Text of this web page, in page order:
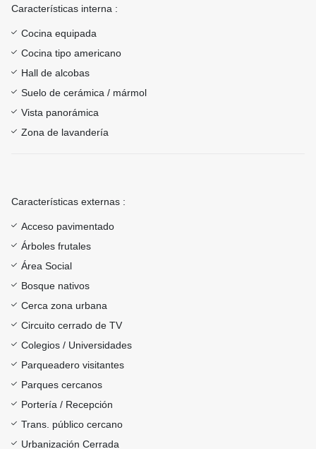
Características interna :
Cocina equipada
Cocina tipo americano
Hall de alcobas
Suelo de cerámica / mármol
Vista panorámica
Zona de lavandería
Características externas :
Acceso pavimentado
Árboles frutales
Área Social
Bosque nativos
Cerca zona urbana
Circuito cerrado de TV
Colegios / Universidades
Parqueadero visitantes
Parques cercanos
Portería / Recepción
Trans. público cercano
Urbanización Cerrada